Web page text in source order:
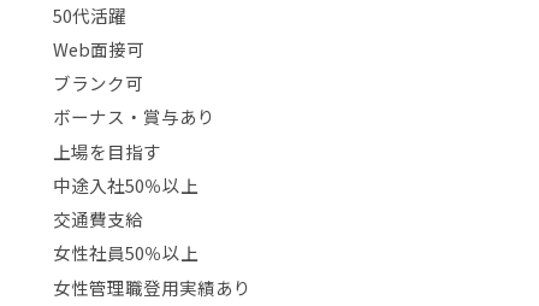
50代活躍
Web面接可
ブランク可
ボーナス・賞与あり
上場を目指す
中途入社50％以上
交通費支給
女性社員50％以上
女性管理職登用実績あり